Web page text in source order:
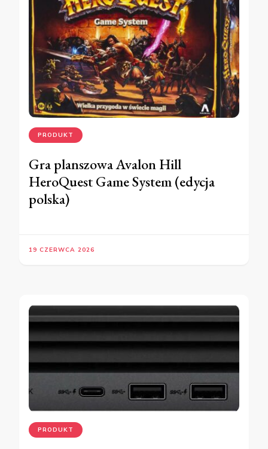
PRODUKT
Gra planszowa Avalon Hill
HeroQuest Game System (edycja
polska)
19 CZERWCA 2026
PRODUKT